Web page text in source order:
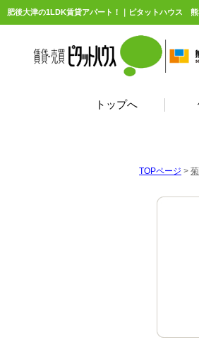
肥後大津の1LDK賃貸アパート！｜ピタットハウス 熊
トップへ
TOPページ >